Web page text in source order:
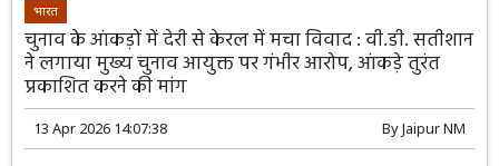
भारत
चुनाव के आंकड़ों में देरी से केरल में मचा विवाद : वी.डी. सतीशान
ने लगाया मुख्य चुनाव आयुक्त पर गंभीर आरोप, आंकड़े तुरंत
प्रकाशित करने की मांग
13 Apr 2026 14:07:38 ByJaipur NM